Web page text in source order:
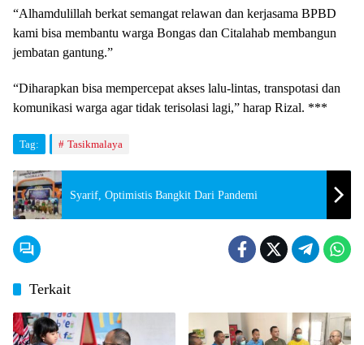
“Alhamdulillah berkat semangat relawan dan kerjasama BPBD
kami bisa membantu warga Bongas dan Citalahab membangun
jembatan gantung.”
“Diharapkan bisa mempercepat akses lalu-lintas, transpotasi dan
komunikasi warga agar tidak terisolasi lagi,” harap Rizal. ***
Tag: Tasikmalaya
Syarif, Optimistis Bangkit Dari Pandemi
Terkait